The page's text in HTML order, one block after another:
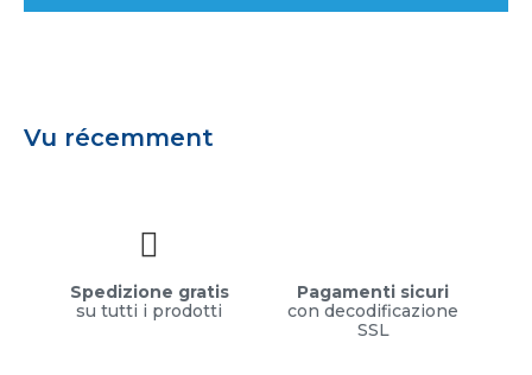
Vu récemment
Spedizione gratis
su tutti i prodotti
Pagamenti sicuri
con decodificazione
SSL